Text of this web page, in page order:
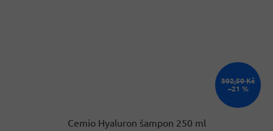
302,50 Kč
–21 %
Cemio Hyaluron šampon 250 ml